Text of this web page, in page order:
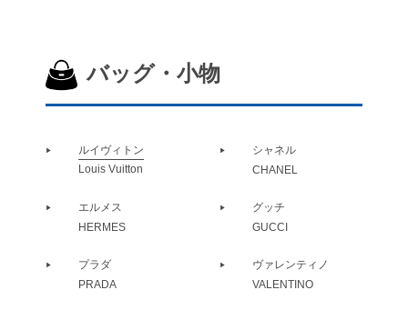
バッグ・小物
ルイヴィトン
Louis Vuitton
シャネル
CHANEL
エルメス
HERMES
グッチ
GUCCI
プラダ
PRADA
ヴァレンティノ
VALENTINO